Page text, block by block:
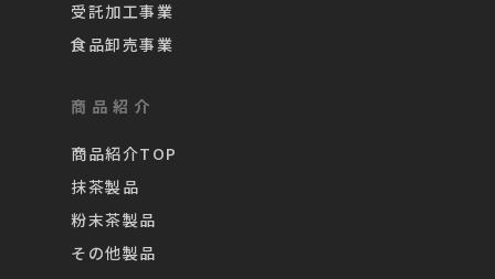
受託加工事業
食品卸売事業
商品紹介
商品紹介TOP
抹茶製品
粉末茶製品
その他製品